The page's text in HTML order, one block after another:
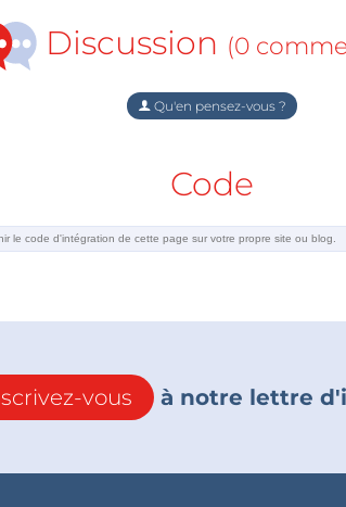
Discussion (0
Qu'en pensez-vous ?
Code
vous à notre lettre